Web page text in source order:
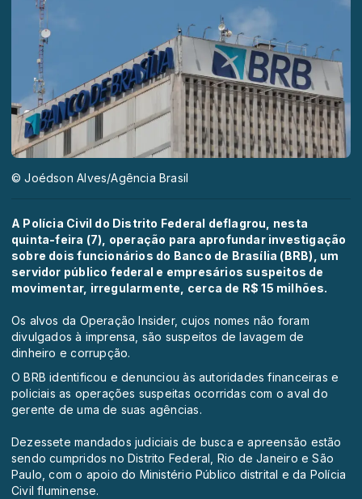
© Joédson Alves/Agência Brasil
A Polícia Civil do Distrito Federal deflagrou, nesta
quinta-feira (7), operação para aprofundar investigação
sobre dois funcionários do Banco de Brasília (BRB) , um
servidor público federal e empresários suspeitos de
movimentar, irregularmente, cerca de R$ 15 milhões.
Os alvos da Operação Insider, cujos nomes não foram
divulgados à imprensa, são suspeitos de lavagem de
dinheiro e corrupção.
O BRB identificou e denunciou às autoridades financeiras e
policiais as operações suspeitas ocorridas com o aval do
gerente de uma de suas agências.
Dezessete mandados judiciais de busca e apreensão estão
sendo cumpridos no Distrito Federal, Rio de Janeiro e São
Paulo, com o apoio do Ministério Público distrital e da Polícia
Civil fluminense.